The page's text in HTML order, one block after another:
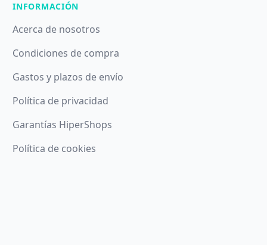
INFORMACIÓN
Acerca de nosotros
Condiciones de compra
Gastos y plazos de envío
Política de privacidad
Garantías HiperShops
Política de cookies